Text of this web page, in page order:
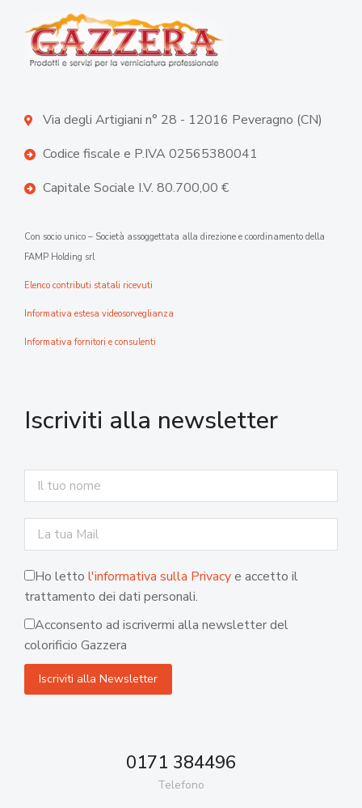
Via degli Artigiani n° 28 - 12016 Peveragno (CN)
Codice fiscale e P.IVA 02565380041
Capitale Sociale I.V. 80.700,00 €
Con socio unico – Società assoggettata alla direzione e coordinamento della
FAMP Holding srl
Elenco contributi statali ricevuti
Informativa estesa videosorveglianza
Informativa fornitori e consulenti
Iscriviti alla newsletter
Ho letto l'informativa sulla Privacye accetto il
trattamento dei dati personali.
Acconsento ad iscrivermi alla newsletter del
colorificio Gazzera
0171 384496
Telefono